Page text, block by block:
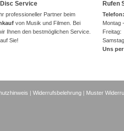
Service
professioneller Partner beim
von Musik und Filmen. Bei
Ihnen den bestmöglichen Service.
Sie!
Rufen
Montag
Uns
|Widerrufsbelehrung | Muster